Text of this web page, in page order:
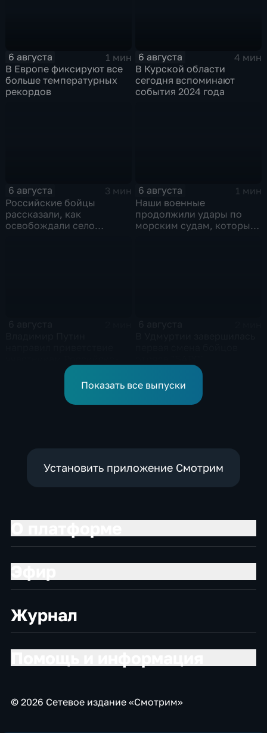
6 августа
1 мин
В Европе фиксируют все
больше температурных
рекордов
6 августа
4 мин
В Курской области
сегодня вспоминают
события 2024 года
6 августа
3 мин
Российские бойцы
рассказали, как
освобождали село
6 августа
1 мин
Наши военные
продолжили удары по
морским судам, которые
киргизского
экономического форума
и Российско-киргизской
межрегиональной
Показать все выпуски
Установить приложение Смотрим
Журнал
© 2026 Сетевое издание «Смотрим»